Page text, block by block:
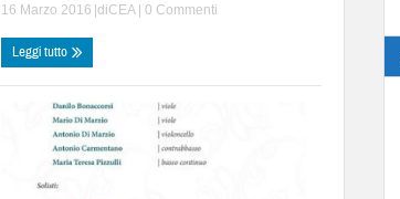
16 Marzo 2016 |diCEA | 0 Commenti
Leggi tutto